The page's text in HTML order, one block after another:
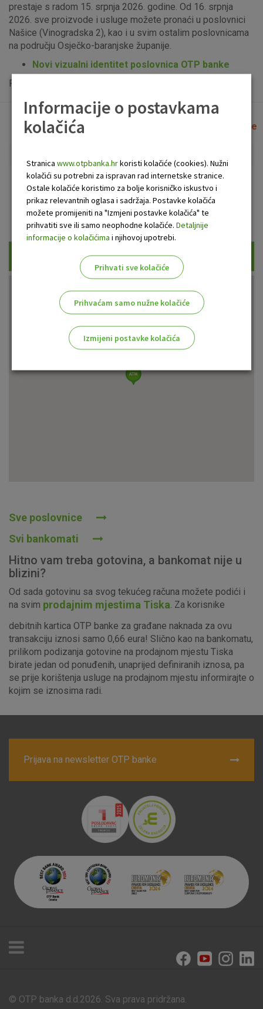
prestaje s radom 15. srpnja 2026. godine. Od 16. srpnja
2026. sve proizvode i usluge možete pronaći u poslovnici
Našice (Vinogradska 2), kao i u svim ostalim poslovnicama
na području Osječko-baranjske županije.
Novi vizualni identitet poslovnica OTP banke
Popis uplatno-isplatnih bankomata možete vidjeti
Lista poslovnica i bankomata Očisti filtere
Bankomat Poslovnica
Prikaži samo uplatne bankomate
Sve poslovnice
Svi bankomati
Hitno vam treba gotovina, a bankomat nije u
blizini?
Od sada gotovinu sa svog tekućeg računa možete podići i
na svim prodajnim mjestima Tiska . Za korisnike
debitnih kartica OTP banke za građane naknada za ovu
transakciju iznosi samo 0,66 eura! Slično kao na bankomatu,
prilikom podizanja gotovine na prodajnom mjestu Tiska
birate jedan od ponuđenih, unaprijed definiranih iznosa, pa
se prije korištenja usluge na prodajnom mjestu informirajte o
kojim se iznosima radi.
Prijava na newsletter OTP banke
Poslovnice i bankomati
© OTP banka d.d.2026. Sva prava pridržana.
Informacije o postavkama
kolačića
Stranica www.otpbanka.hrkoristi kolačiće (cookies). Nužni
kolačići su potrebni za ispravan rad internetske stranice.
Ostale kolačiće koristimo za bolje korisničko iskustvo i
prikaz relevantnih oglasa i sadržaja. Postavke kolačića
možete promijeniti na "Izmjeni postavke kolačića" te
prihvatiti sve ili samo neophodne kolačiće. Detaljnije
informacije o kolačićima i njihovoj upotrebi.
Prihvati sve kolačiće
Prihvaćam samo nužne kolačiće
Izmijeni postavke kolačića
Ovi kolačići nužni su za funkcioniranje internetske stranice i
postavljaju kao odgovor na vaše radnje koje uključuju zahtjev
za uslugama, kao što su postavke kolačića. Svoj preglednik
o njima, ali u tom slučaju neki dijelovi stranice neće raditi. Ti
kolačići ne pohranjuju nikakve informacije koje bi vas mogle
identificirati.
Detaljnije informacije o kolačićima